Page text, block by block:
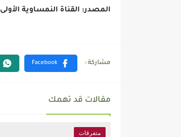
المصدر: القناة النمساوية الأولى
مقالات قد تهمك
متفرقات